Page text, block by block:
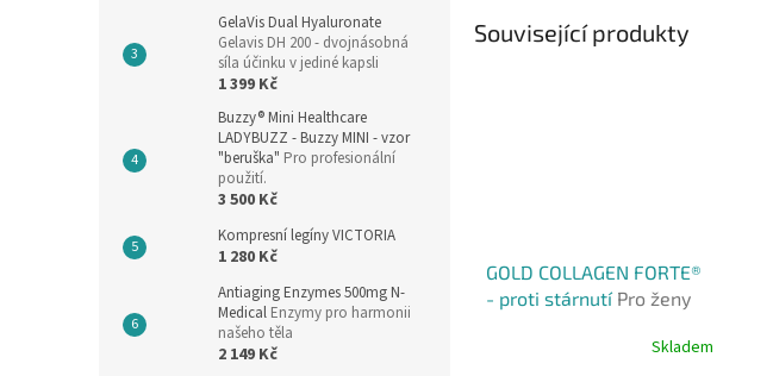
GelaVis Dual Hyaluronate
Gelavis DH 200 - dvojnásobná
síla účinku v jediné kapsli
1 399 Kč
Buzzy® Mini Healthcare
LADYBUZZ - Buzzy MINI - vzor
"beruška" Pro profesionální
použití.
3 500 Kč
Kompresní legíny VICTORIA
1 280 Kč
Antiaging Enzymes 500mg N-
Medical Enzymy pro harmonii
našeho těla
2 149 Kč
Související produkty
GOLD COLLAGEN FORTE®
- proti stárnutí Pro ženy
Skladem